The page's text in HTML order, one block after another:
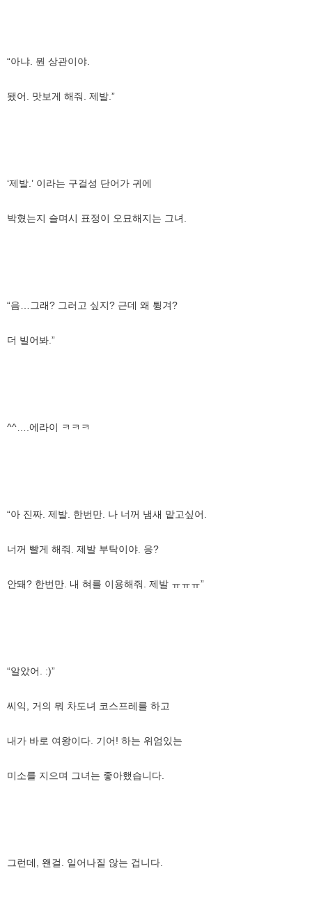
“아냐. 뭔 상관이야.
됐어. 맛보게 해줘. 제발.”
‘제발.’ 이라는 구걸성 단어가 귀에
박혔는지 슬며시 표정이 오묘해지는 그녀.
“음…그래? 그러고 싶지? 근데 왜 튕겨?
더 빌어봐.”
^^….에라이 ㅋㅋㅋ
“아 진짜. 제발. 한번만. 나 너꺼 냄새 맡고싶어.
너꺼 빨게 해줘. 제발 부탁이야. 응?
안돼? 한번만. 내 혀를 이용해줘. 제발 ㅠㅠㅠ”
“알았어. :)”
씨익, 거의 뭐 차도녀 코스프레를 하고
내가 바로 여왕이다. 기어! 하는 위엄있는
미소를 지으며 그녀는 좋아했습니다.
그런데, 왠걸. 일어나질 않는 겁니다.